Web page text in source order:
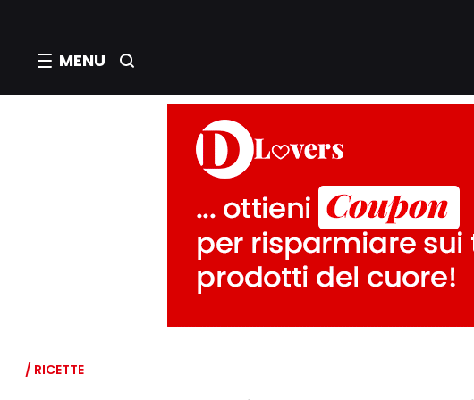
MENU
/ RICETTE